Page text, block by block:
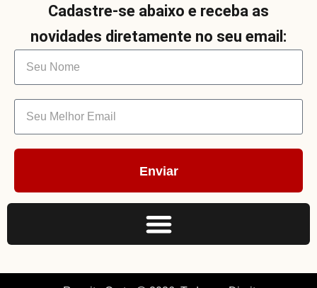
Cadastre-se abaixo e receba as
novidades diretamente no seu email:
Enviar